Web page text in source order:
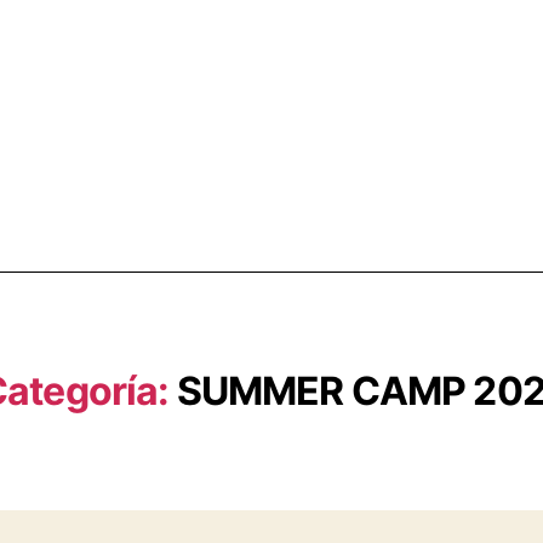
SUMMER CAMP